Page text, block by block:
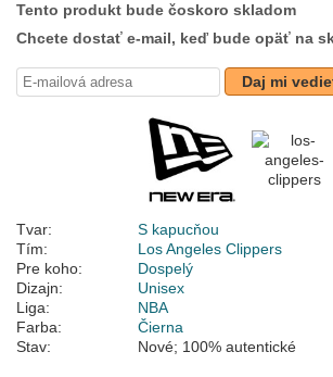
Tento produkt bude čoskoro skladom
Chcete dostať e-mail, keď bude opäť na
Daj mi
Tvar:
S kapucňou
Tím:
Los Angeles Clippers
Pre koho:
Dospelý
Dizajn:
Unisex
Liga:
NBA
Farba:
Čierna
Stav:
Nové; 100% autentické